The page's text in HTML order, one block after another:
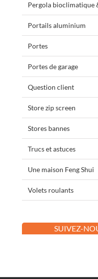
Pergola bioclimatique
Portails aluminium
Portes
Portes de garage
Question client
Store zip screen
Stores bannes
Trucs et astuces
Une maison Feng Shui
Volets roulants
SUIVEZ-